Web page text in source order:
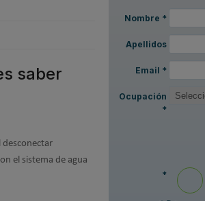
saber
desconectar
el sistema de agua
Nombre *
Apellidos
Email *
Ocupación
*
*